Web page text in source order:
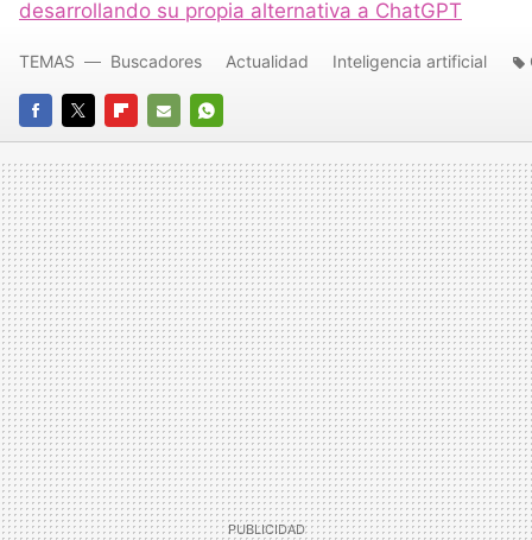
desarrollando su propia alternativa a ChatGPT
FACEBOOK
TWITTERFLIPBOARD
E-
MAIL
WHATSAPP
TEMAS Buscadores Actualidad Inteligencia artificial